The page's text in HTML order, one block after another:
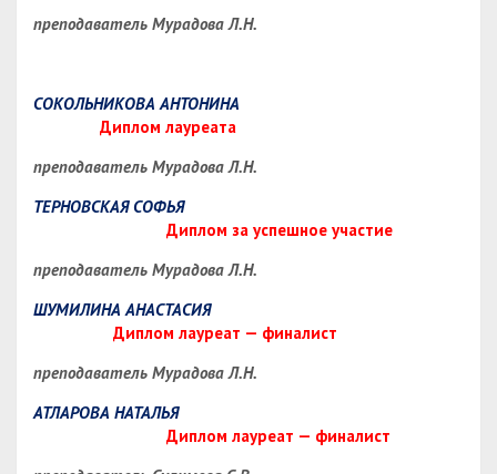
преподаватель Мурадова Л.Н.
СОКОЛЬНИКОВА АНТОНИНА
Диплом лауреата
преподаватель Мурадова Л.Н.
ТЕРНОВСКАЯ СОФЬЯ
Диплом за успешное участие
преподаватель Мурадова Л.Н.
ШУМИЛИНА АНАСТАСИЯ
Диплом лауреат — финалист
преподаватель Мурадова Л.Н.
АТЛАРОВА НАТАЛЬЯ
Диплом лауреат — финалист